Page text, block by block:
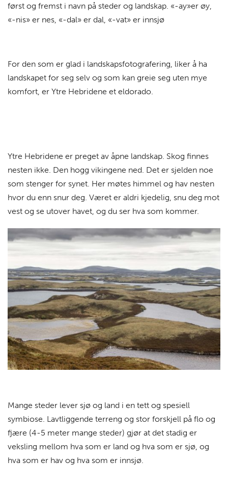
først og fremst i navn på steder og landskap. «-ay»er øy,
«-nis» er nes, «-dal» er dal, «-vat» er innsjø
For den som er glad i landskapsfotografering, liker å ha
landskapet for seg selv og som kan greie seg uten mye
komfort, er Ytre Hebridene et eldorado.
Ytre Hebridene er preget av åpne landskap. Skog finnes
nesten ikke. Den hogg vikingene ned. Det er sjelden noe
som stenger for synet. Her møtes himmel og hav nesten
hvor du enn snur deg. Været er aldri kjedelig, snu deg mot
vest og se utover havet, og du ser hva som kommer.
Mange steder lever sjø og land i en tett og spesiell
symbiose. Lavtliggende terreng og stor forskjell på flo og
fjære (4-5 meter mange steder) gjør at det stadig er
veksling mellom hva som er land og hva som er sjø, og
hva som er hav og hva som er innsjø.